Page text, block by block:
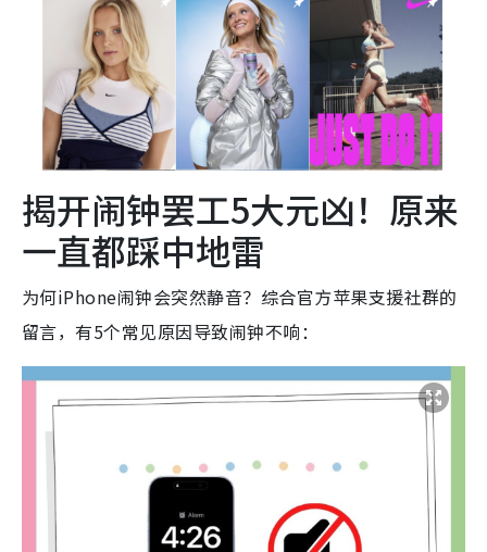
揭开闹钟罢工5大元凶！原来
一直都踩中地雷
为何iPhone闹钟会突然静音？综合官方苹果支援社群的
留言，有5个常见原因导致闹钟不响：